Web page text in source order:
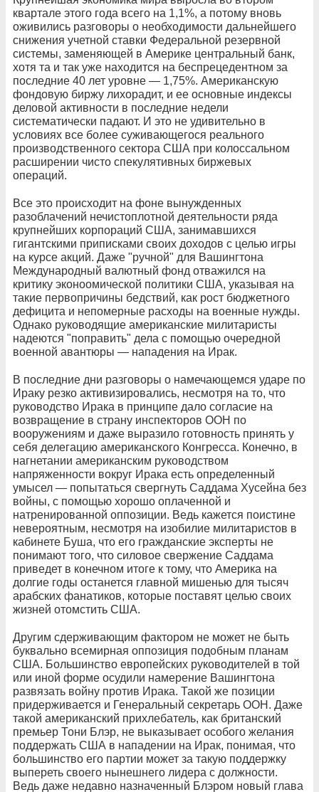
квартале этого года всего на 1,1%, а потому вновь
оживились разговоры о необходимости дальнейшего
снижения учетной ставки Федеральной резервной
системы, заменяющей в Америке центральный банк,
хотя та и так уже находится на беспрецедентном за
последние 40 лет уровне — 1,75%. Американскую
фондовую биржу лихорадит, и ее основные индексы
деловой активности в последние недели
систематически падают. И это не удивительно в
условиях все более суживающегося реального
производственного сектора США при колоссальном
расширении чисто спекулятивных биржевых
операций.
Все это происходит на фоне вынужденных
разоблачений нечистоплотной деятельности ряда
крупнейших корпораций США, занимавшихся
гигантскими приписками своих доходов с целью игры
на курсе акций. Даже "ручной" для Вашингтона
Международный валютный фонд отважился на
критику эконоомической политики США, указывая на
такие первопричины бедствий, как рост бюджетного
дефицита и непомерные расходы на военные нужды.
Однако руководящие американские милитаристы
надеются "поправить" дела с помощью очередной
военной авантюры — нападения на Ирак.
В последние дни разговоры о намечающемся ударе по
Ираку резко активизировались, несмотря на то, что
руководство Ирака в принципе дало согласие на
возвращение в страну инспекторов ООН по
вооружениям и даже выразило готовность принять у
себя делегацию американского Конгресса. Конечно, в
нагнетании американским руководством
напряженности вокруг Ирака есть определенный
умысел — попытаться свергнуть Саддама Хусейна без
войны, с помощью хорошо оплаченной и
натренированной оппозиции. Ведь кажется поистине
невероятным, несмотря на изобилие милитаристов в
кабинете Буша, что его гражданские эксперты не
понимают того, что силовое свержение Саддама
приведет в конечном итоге к тому, что Америка на
долгие годы останется главной мишенью для тысяч
арабских фанатиков, которые поставят целью своих
жизней отомстить США.
Другим сдерживающим фактором не может не быть
буквально всемирная оппозиция подобным планам
США. Большинство европейских руководителей в той
или иной форме осудили намерение Вашингтона
развязать войну против Ирака. Такой же позиции
придерживается и Генеральный секретарь ООН. Даже
такой американский прихлебатель, как британский
премьер Тони Блэр, не выказывает особого желания
поддержать США в нападении на Ирак, понимая, что
большинство его партии может за такую поддержку
выпереть своего нынешнего лидера с должности.
Ведь даже недавно назначенный Блэром новый глава